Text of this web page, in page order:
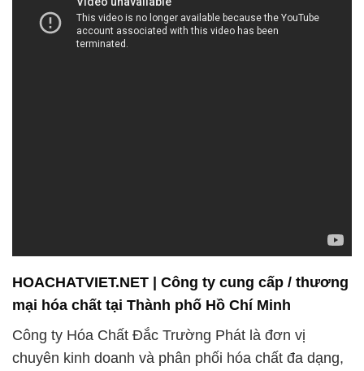
HOACHATVIET.NET | Công ty cung cấp / thương
mại hóa chất tại Thành phố Hồ Chí Minh
Công ty Hóa Chất Đắc Trường Phát là đơn vị
chuyên kinh doanh và phân phối hóa chất đa dạng,